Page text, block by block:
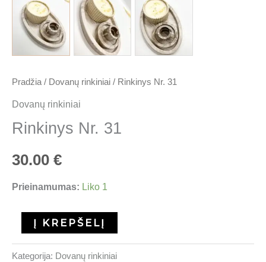
Pradžia / Dovanų rinkiniai / Rinkinys Nr. 31
Dovanų rinkiniai
Rinkinys Nr. 31
30.00 €
Prieinamumas: Liko 1
Į KREPŠELĮ
Kategorija: Dovanų rinkiniai